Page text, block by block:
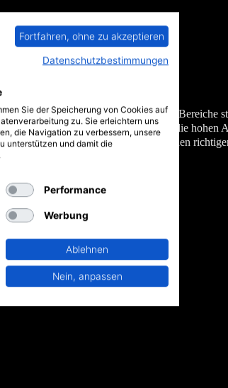
gas- bzw staubexplosionsgefährdete
durch akkreditierte Prüfstellen erfüllen die
(ATEX / IECEx & EAC Ex) den
Fortfahren, ohne zu akzeptieren
Datenschutzbestimmungen
Sie der Speicherung von Cookies auf
zu. Sie erleichtern uns
die Navigation zu verbessern, unsere
unterstützen und damit die
Performance
Werbung
Ablehnen
Nein, anpassen